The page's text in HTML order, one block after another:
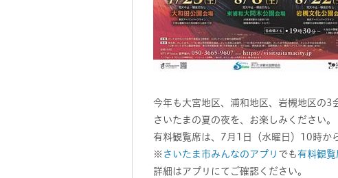
今年も大宮地区、浦和地区、岩槻地区の3
さいたまの夏の夜を、お楽しみください。
有料観覧席は、7月1日（水曜日）10時か
※ さいたま市みんなのアプリ でも有料観覧
詳細はアプリにてご確認ください。